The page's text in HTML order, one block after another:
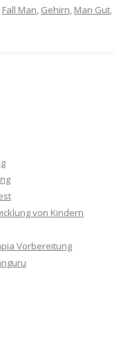
Fall Man, Gehirn, Man Gut,
von Kindern
Vorbereitung